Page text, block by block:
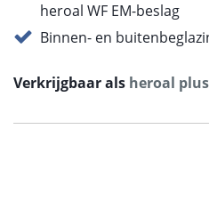
heroal WF EM-beslag
Binnen- en
Verkrijgbaar als heroal plus